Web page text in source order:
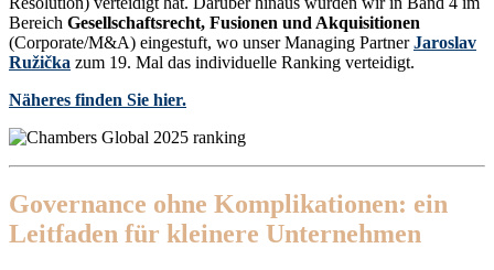
Bereich Gesellschaftsrecht, Fusionen und Akquisitionen
(Corporate/M&A) eingestuft, wo unser Managing PartnerJaroslav
Ružička zum 19. Mal das individuelle Ranking verteidigt.
Näheres finden Sie hier.
Governance ohne Komplikationen: ein
Leitfaden für kleinere Unternehmen